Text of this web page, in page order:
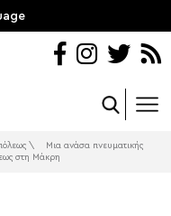
\
Μια ανάσα πνευματικής
στη Μάκρη